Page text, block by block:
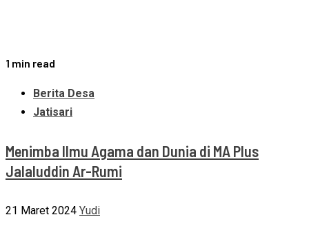
1 min read
Berita Desa
Jatisari
Menimba Ilmu Agama dan Dunia di MA Plus
Jalaluddin Ar-Rumi
21 Maret 2024 Yudi